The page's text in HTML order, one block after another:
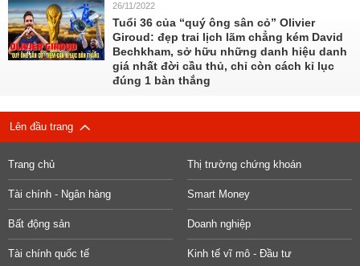
26/11/2022
Tuổi 36 của “quý ông sân cỏ” Olivier
Giroud: đẹp trai lịch lãm chẳng kém David
Bechkham, sở hữu những danh hiệu danh
giá nhất đời cầu thủ, chỉ còn cách kỉ lục
đúng 1 bàn thắng
Lên đầu trang
Trang chủ Thị trường chứng khoán
Tài chính - Ngân hàng Smart Money
Bất động sản Doanh nghiệp
Tài chính quốc tế Kinh tế vĩ mô - Đầu tư